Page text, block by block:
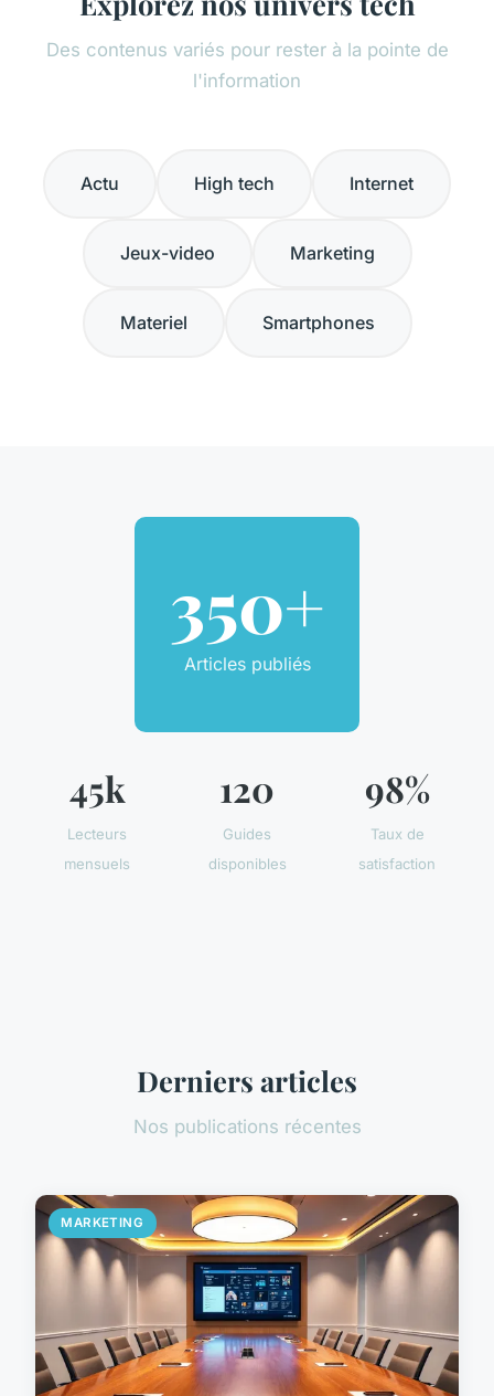
Des contenus variés pour rester à la pointe de
l'information
Actu High tech Internet
Jeux-video Marketing
Materiel Smartphones
350+
Articles publiés
45k
Lecteurs
mensuels
120
Guides
disponibles
98%
Taux de
satisfaction
Derniers articles
Nos publications récentes
MARKETING